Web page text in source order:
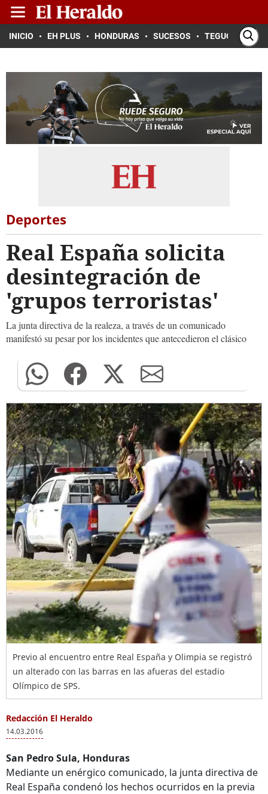
INICIO EH PLUS HONDURAS SUCESOS TEGUCIGALPA
Deportes
Real España solicita
desintegración de
'grupos terroristas'
La junta directiva de la realeza, a través de un comunicado
manifestó su pesar por los incidentes que antecedieron el clásico
Previo al encuentro entre Real España y Olimpia se registró
un alterado con las barras en las afueras del estadio
Olímpico de SPS.
Redacción El Heraldo
14.03.2016
San Pedro Sula, Honduras
Mediante un enérgico comunicado, la junta directiva de
Real España condenó los hechos ocurridos en la previa